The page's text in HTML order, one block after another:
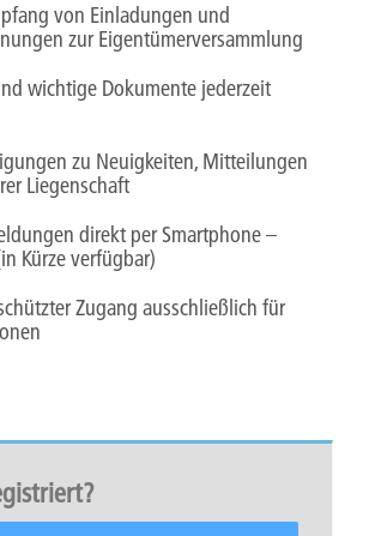
von Einladungen und
zur Eigentümerversammlung
wichtige Dokumente jederzeit
zu Neuigkeiten, Mitteilungen
Liegenschaft
direkt per Smartphone –
Kürze verfügbar)
Zugang ausschließlich für